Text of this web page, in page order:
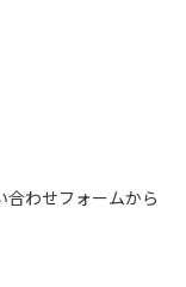
合わせフォームから